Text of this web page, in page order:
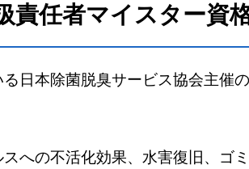
責任者マイスター資
日本除菌脱臭サービス協会主催
への不活化効果、水害復旧、ゴ